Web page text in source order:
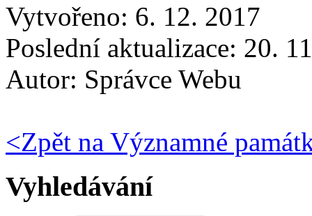
Vytvořeno: 6. 12. 2017
Poslední aktualizace: 20.
Autor: Správce Webu
<Zpět na Významné
Vyhledávání